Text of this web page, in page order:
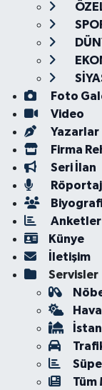
Foto
Video
Yazarlar
Firma
Seri İlan
Röportaj
Biyografi
Anketler
Künye
İletişim
Servisler
Tüm